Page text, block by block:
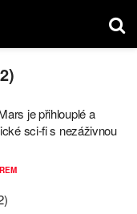
je přihlouplé a
sci-fi s nezáživnou